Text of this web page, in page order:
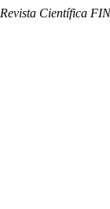
Revista Científica